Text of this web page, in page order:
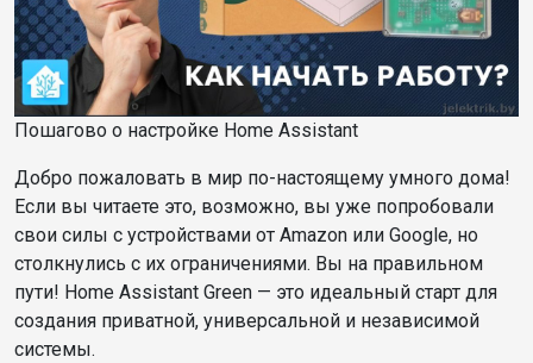
Пошагово о настройке Home Assistant
Добро пожаловать в мир по-настоящему умного дома!
Если вы читаете это, возможно, вы уже попробовали
свои силы с устройствами от Amazon или Google, но
столкнулись с их ограничениями. Вы на правильном
пути! Home Assistant Green — это идеальный старт для
создания приватной, универсальной и независимой
системы.